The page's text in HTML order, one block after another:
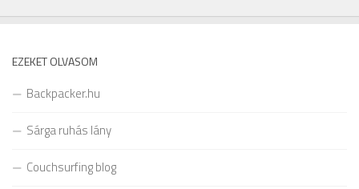
EZEKET OLVASOM
Backpacker.hu
Sárga ruhás lány
Couchsurfing blog